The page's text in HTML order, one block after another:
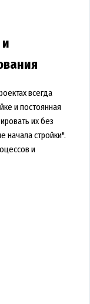
всегда
и постоянная
их без
начала стройки".
и